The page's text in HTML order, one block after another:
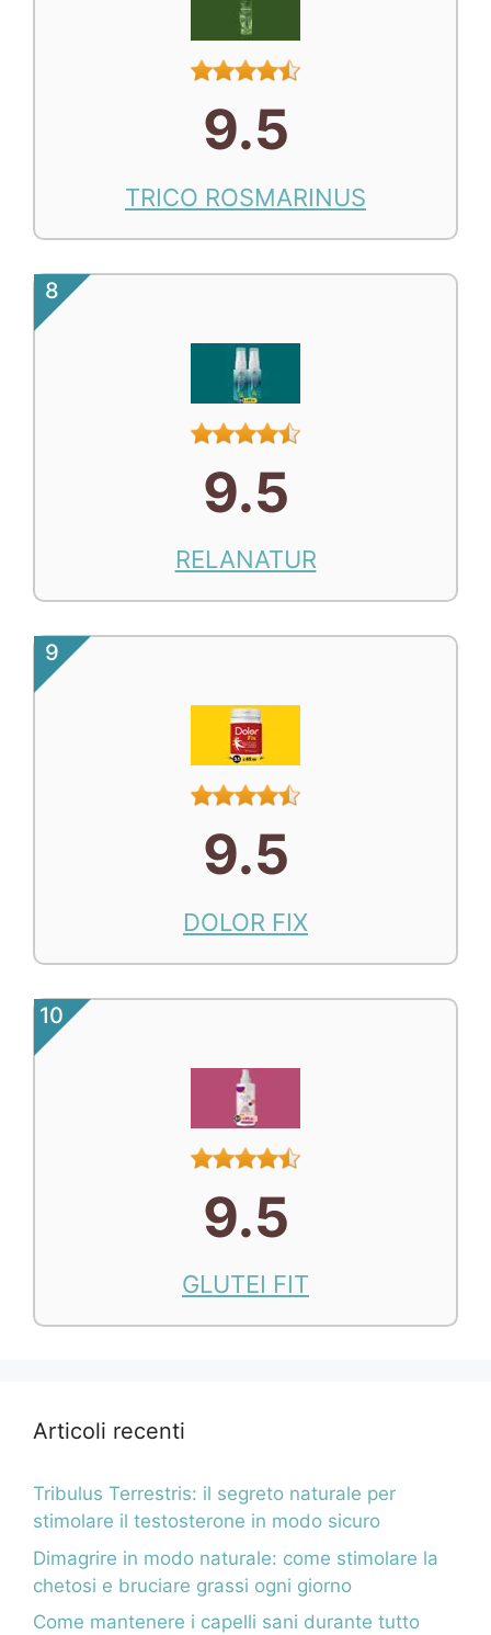
9.5
TRICO ROSMARINUS
8
9.5
RELANATUR
9
9.5
DOLOR FIX
10
9.5
GLUTEI FIT
Articoli recenti
Tribulus Terrestris: il segreto naturale per
stimolare il testosterone in modo sicuro
Dimagrire in modo naturale: come stimolare la
chetosi e bruciare grassi ogni giorno
Come mantenere i capelli sani durante tutto